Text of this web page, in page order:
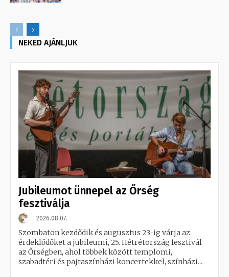
NEKED AJÁNLJUK
Jubileumot ünnepel az Őrség
fesztiválja
2026.08.07.
Szombaton kezdődik és augusztus 23-ig várja az
érdeklődőket a jubileumi, 25. Hétrétország fesztivál
az Őrségben, ahol többek között templomi,
szabadtéri és pajtaszínházi koncertekkel, színházi...